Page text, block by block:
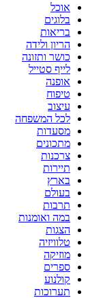
אוכל
בלוגים
בריאות
הריון ולידה
כושר ותזונה
לייף סטייל
אופנה
טיפוח
עיצוב
לכל המשפחה
מסעדות
מתכונים
צרכנות
תיירות
בארץ
בעולם
תרבות
במה ואומנות
הצגות
טלוויזיה
מוזיקה
ספרים
קולנוע
תערוכות